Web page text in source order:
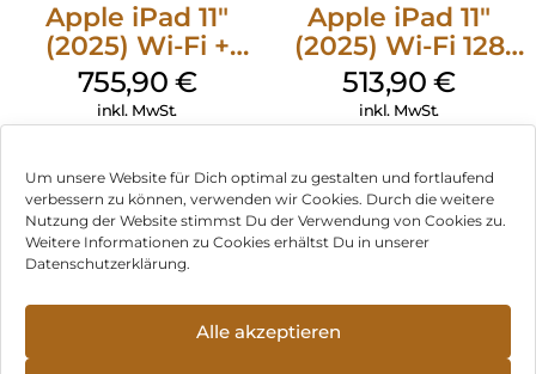
Um unsere Website für Dich optimal zu gestalten und fortlaufend
verbessern zu können, verwenden wir Cookies. Durch die weitere
Nutzung der Website stimmst Du der Verwendung von Cookies zu.
Weitere Informationen zu Cookies erhältst Du in unserer
Datenschutzerklärung.
Alle akzeptieren
Apple iPad 11″
(2025) Wi-Fi +
Cellular 256 GB
Pink
755,90 €
inkl. MwSt.
Apple iPad 11″
(2025) Wi-Fi 128
GB Silber
513,90€
inkl. MwSt.
Impressum